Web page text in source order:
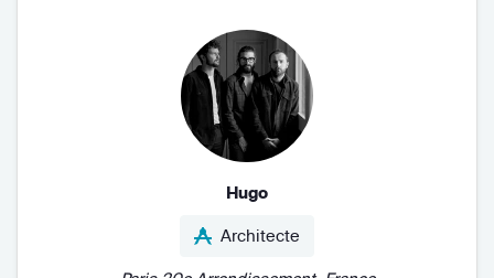
Hugo
Architecte